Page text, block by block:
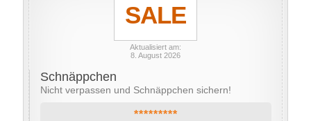
SALE
Aktualisiert am:
8. August 2026
Schnäppchen
Nicht verpassen und Schnäppchen sichern!
*********